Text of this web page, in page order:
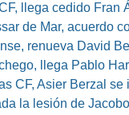
llega cedido Fran
de Mar, acuerdo
renueva David
llega Pablo
CF, Asier Berzal se
la lesión de